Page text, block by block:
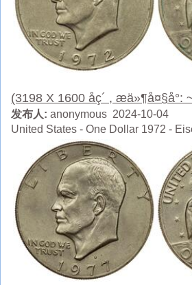
(3198 X 1600 åç´ , æä»¶å¤§å°:
发布人: anonymous 2024-10-04
United States - One Dollar 1972 -